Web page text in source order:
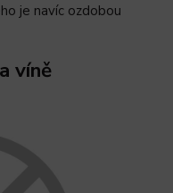
je navíc ozdobou
víně